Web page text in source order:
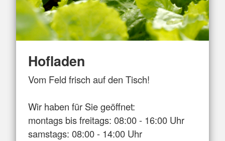
Hofladen
Vom Feld frisch auf den Tisch!
Wir haben für Sie geöffnet:
montags bis freitags: 08:00 - 16:00 Uhr
samstags: 08:00 - 14:00 Uhr